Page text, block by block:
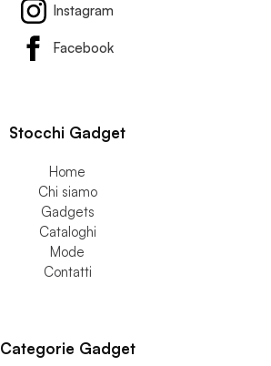
Instagram
Facebook
Stocchi Gadget
Home
Chi siamo
Gadgets
Cataloghi
Mode
Contatti
Categorie Gadget